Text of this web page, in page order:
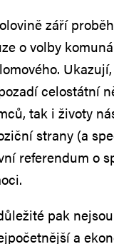
září
o volby
celostátní
tak i životy
strany (a
referendum o
pak
a